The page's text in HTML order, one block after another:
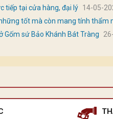
tiếp tại cửa hàng, đại lý 14-05-
tốt mà còn mang tính thẩm
sứ Bảo Khánh Bát Tràng